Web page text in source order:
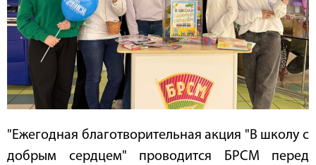
"Ежегодная благотворительная акция "В школу с
добрым сердцем" проводится БРСМ перед